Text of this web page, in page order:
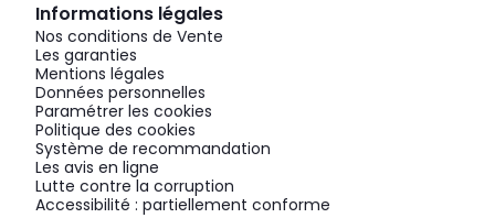
Informations légales
Nos conditions de Vente
Les garanties
Mentions légales
Données personnelles
Paramétrer les cookies
Politique des cookies
Système de recommandation
Les avis en ligne
Lutte contre la corruption
Accessibilité : partiellement conforme